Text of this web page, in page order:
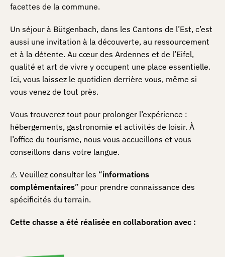
facettes de la commune.
Un séjour à Bütgenbach, dans les Cantons de l’Est, c’est
aussi une invitation à la découverte, au ressourcement
et à la détente. Au cœur des Ardennes et de l’Eifel,
qualité et art de vivre y occupent une place essentielle.
Ici, vous laissez le quotidien derrière vous, même si
vous venez de tout près.
Vous trouverez tout pour prolonger l’expérience :
hébergements, gastronomie et activités de loisir. À
l’office du tourisme, nous vous accueillons et vous
conseillons dans votre langue.
⚠️ Veuillez consulter les “informations
complémentaires” pour prendre connaissance des
spécificités du terrain.
Cette chasse a été réalisée en collaboration avec :